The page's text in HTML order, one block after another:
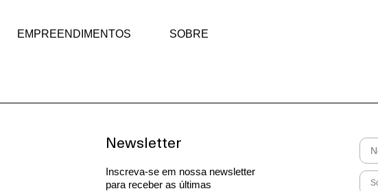
EMPREENDIMENTOS SOBRE
Newsletter
Inscreva-se em nossa newsletter
para receber as últimas